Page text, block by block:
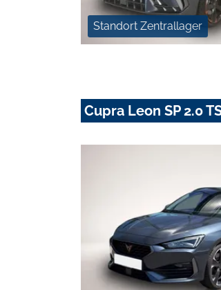
Standort Zentrallager
Cupra Leon SP 2.0